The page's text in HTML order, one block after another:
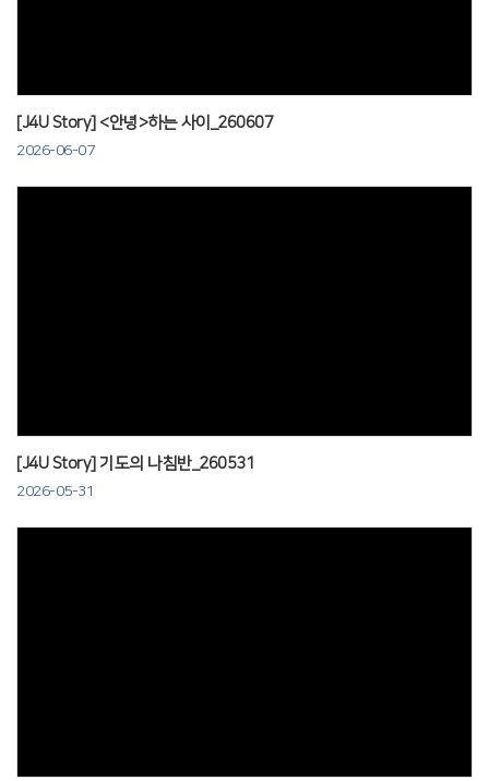
[J4U Story] <안녕>하는 사이_260607
2026-06-07
[J4U Story] 기도의 나침반_260531
2026-05-31